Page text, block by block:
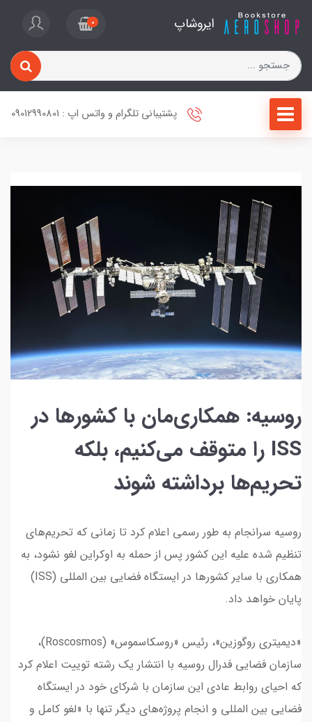
ایروشاپ 0
پشتیبانی تلگرام و واتس اپ : 09012990801
روسیه: همکاری‌مان با کشورها در
ISS را متوقف می‌کنیم، بلکه
تحریم‌ها برداشته شوند
روسیه سرانجام به طور رسمی اعلام کرد تا زمانی که تحریم‌های
تنظیم شده علیه این کشور پس از حمله به اوکراین لغو نشود، به
همکاری با سایر کشورها در ایستگاه فضایی بین المللی (ISS)
پایان خواهد داد.
«دیمیتری روگوزین»، رئیس «روسکاسموس» (Roscosmos)،
سازمان فضایی فدرال روسیه با انتشار یک رشته توییت اعلام کرد
که احیای روابط عادی این سازمان با شرکای خود در ایستگاه
فضایی بین المللی و انجام پروژه‌های دیگر تنها با «لغو کامل و